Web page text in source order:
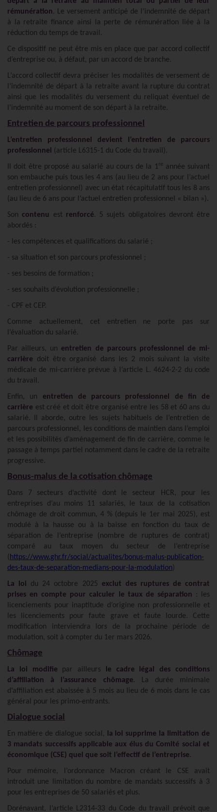
rémunération. Le versement anticipé de l’indemnité de départ
à la retraite finance ainsi la perte de rémunération liée à la
réduction du temps de travail.
Ce dispositif ne peut être mis en place que par accord collectif
d’entreprise ou, à défaut, par un accord de branche.
L’accord collectif devra préciser les modalités de versement de
l’indemnité de départ à la retraite avant la rupture du contrat
ainsi que les modalités du versement du reliquat éventuel de
l’indemnité au moment de son départ à la retraite.
Entretien de parcours professionnel
L’entretien professionnel devient l’entretien de parcours
professionnel
(article L6315-1 du Code du travail).
Il doit être proposé au salarié au cours de la 1re année suivant
son embauche puis tous les 4 ans (au lieu de 2 ans pour l’actuel
entretien professionnel) avec un état récapitulatif tous les 8 ans
(au lieu de 6 ans pour l’actuel entretien professionnel « bilan »).
Son contenu estrenforcé. 5 sujets obligatoires devront être
abordés :
- les compétences et qualifications du salarié ;
- sa situation et son parcours professionnel ;
- ses besoins de formation ;
- ses souhaits d’évolution professionnelle ;
- CPF et CEP.
Comme actuellement, cet entretien ne porte pas sur
l’évaluation du salarié.
Par ailleurs, un entretien de parcours professionnel de mi-
carrière doit être organisé dans les 2 mois suivant la visite
médicale de mi-carrière prévue à l’article L. 4624-2-2 du code
du travail.
Enfin, un entretien de parcours professionnel de fin de
carrière est créé et doit être organisé entre les 58 et 60 ans du
salarié. Il aborde, outre les sujets habituels de l’entretien de
parcours professionnel, les conditions de maintien dans l’emploi
et les possibilités d’aménagement de fin de carrière, comme le
passage à temps partiel notamment dans le cadre de la retraite
progressive.
Bonus-malus de la cotisation chômage
Dans 7 secteurs d’activité dont le secteur HCR, pour les
entreprises d’au moins 11 salariés, le taux de la cotisation
chômage de droit commun, 4 % (depuis le 1er mai 2025), est
modulé à la hausse ou à la baisse en fonction du taux de
séparation de l’entreprise (nombre de ruptures de contrat)
comparé au taux moyen du secteur de l’entreprise
( https://www.ghr.fr/social/actualites/bonus-malus-publication-
des-taux-de-separation-medians-pour-la-modulation
La loi du 24 octobre 2025 exclut des ruptures de contrat
prises en compte pour calculer le taux de séparation : les
licenciements pour inaptitude d’origine non professionnelle et
les licenciements pour faute grave et faute lourde. Cette
modification interviendra lors de la prochaine période de
modulation, soit à compter du 1er mars 2026.
Chômage
La loi modifie par ailleurs
le cadre légal des conditions
d’affiliation à l’assurance chômage. La durée minimale
d’affiliation est abaissée à 5 mois au lieu de 6 mois dans le cas
général pour les primo-entrants.
Dialogue social
En matière de dialogue social,
la loi supprime la limitation de
3 mandats successifs applicable aux élus du Comité social et
économique (CSE) quel que soit l’effectif de l’entreprise.
Pour mémoire, l’ordonnance Macron créant le CSE avait
introduit une limitation du nombre de mandats successifs à 3
pour les entreprises de 50 salariés et plus.
Dorénavant, l’article L2314-33 du Code du travail prévoit que